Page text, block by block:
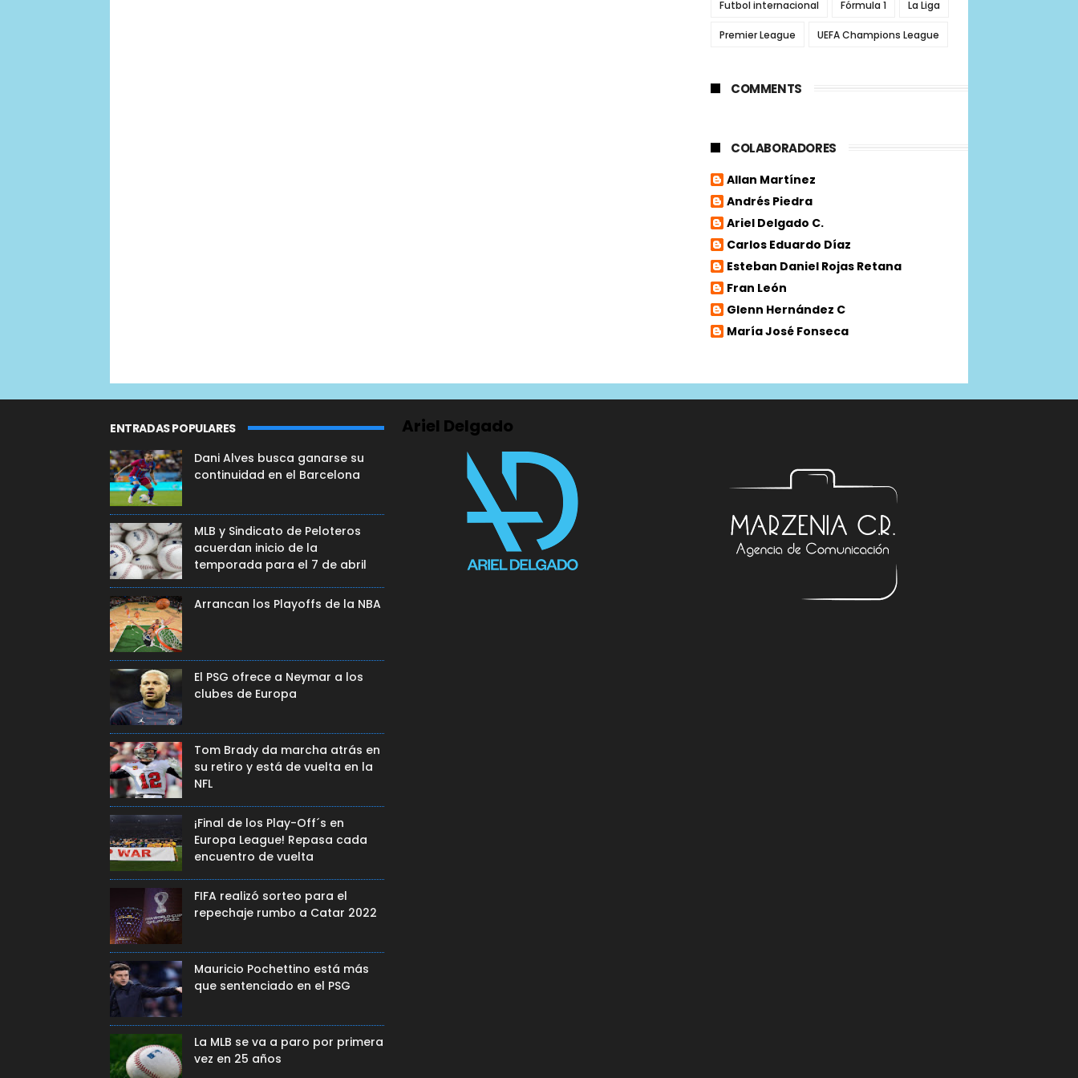
Futbol internacional Fórmula 1 La Liga
Premier League UEFA Champions League
COMMENTS
COLABORADORES
Allan Martínez
Andrés Piedra
Ariel Delgado C.
Carlos Eduardo Díaz
Esteban Daniel Rojas Retana
Fran León
Glenn Hernández C
María José Fonseca
ENTRADAS POPULARES
Dani Alves busca ganarse su
continuidad en el Barcelona
MLB y Sindicato de Peloteros
acuerdan inicio de la
temporada para el 7 de abril
Arrancan los Playoffs de la NBA
El PSG ofrece a Neymar a los
clubes de Europa
Tom Brady da marcha atrás en
su retiro y está de vuelta en la
NFL
¡Final de los Play-Off´s en
Europa League! Repasa cada
encuentro de vuelta
FIFA realizó sorteo para el
repechaje rumbo a Catar 2022
Mauricio Pochettino está más
que sentenciado en el PSG
La MLB se va a paro por primera
vez en 25 años
Ariel Delgado